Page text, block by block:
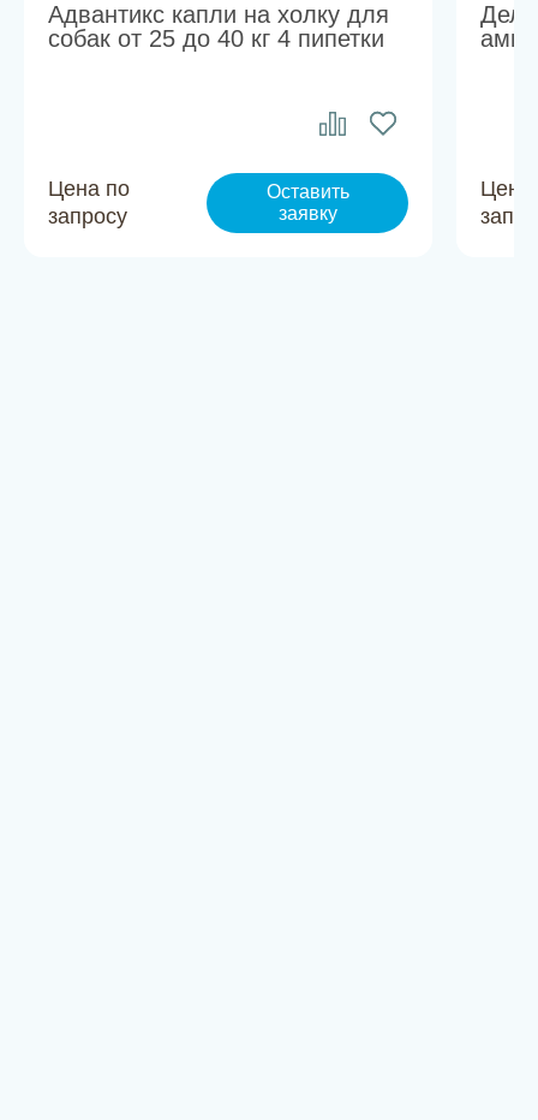
Адвантикс капли на холку для
собак от 25 до 40 кг 4 пипетки
Цена по
запросу
Оставить
заявку
Цена